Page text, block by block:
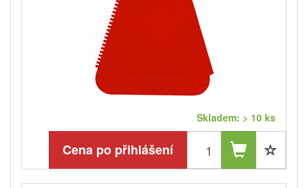
Skladem: > 10 ks
Cena po přihlášení